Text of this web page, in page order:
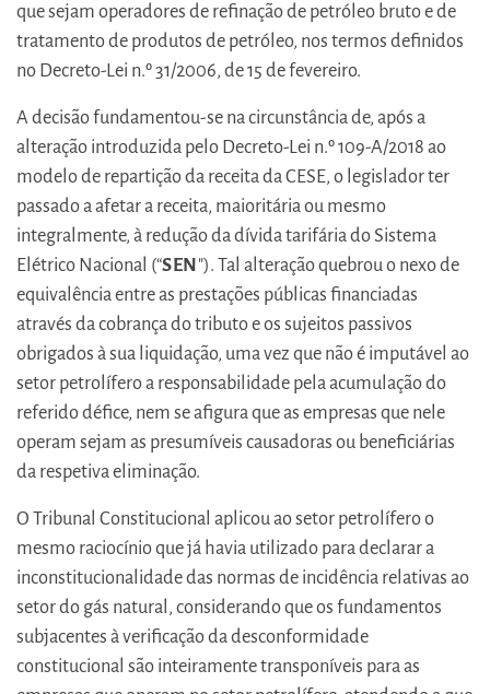
que sejam operadores de refinação de petróleo bruto e de
tratamento de produtos de petróleo, nos termos definidos
no Decreto-Lei n.º 31/2006, de 15 de fevereiro.
A decisão fundamentou-se na circunstância de, após a
alteração introduzida pelo Decreto-Lei n.º 109-A/2018 ao
modelo de repartição da receita da CESE, o legislador ter
passado a afetar a receita, maioritária ou mesmo
integralmente, à redução da dívida tarifária do Sistema
Elétrico Nacional (“SEN"). Tal alteração quebrou o nexo de
equivalência entre as prestações públicas financiadas
através da cobrança do tributo e os sujeitos passivos
obrigados à sua liquidação, uma vez que não é imputável ao
setor petrolífero a responsabilidade pela acumulação do
referido défice, nem se afigura que as empresas que nele
operam sejam as presumíveis causadoras ou beneficiárias
da respetiva eliminação.
O Tribunal Constitucional aplicou ao setor petrolífero o
mesmo raciocínio que já havia utilizado para declarar a
inconstitucionalidade das normas de incidência relativas ao
setor do gás natural, considerando que os fundamentos
subjacentes à verificação da desconformidade
constitucional são inteiramente transponíveis para as